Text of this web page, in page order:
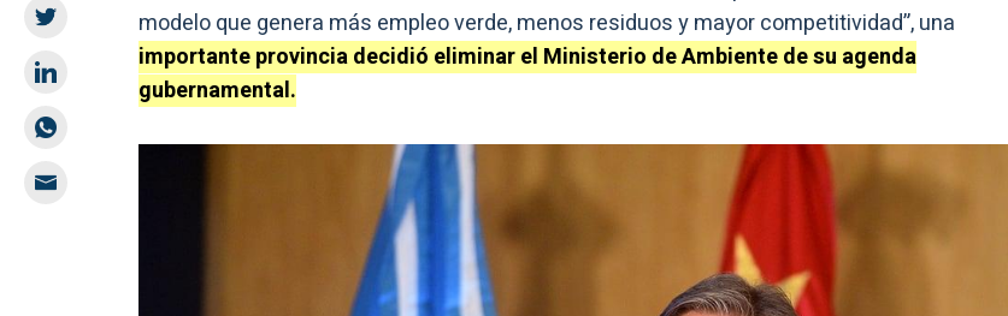
modelo que genera más empleo verde, menos residuos y mayor competitividad”, una
importante provincia decidió eliminar el Ministerio de Ambiente de su agenda
gubernamental.